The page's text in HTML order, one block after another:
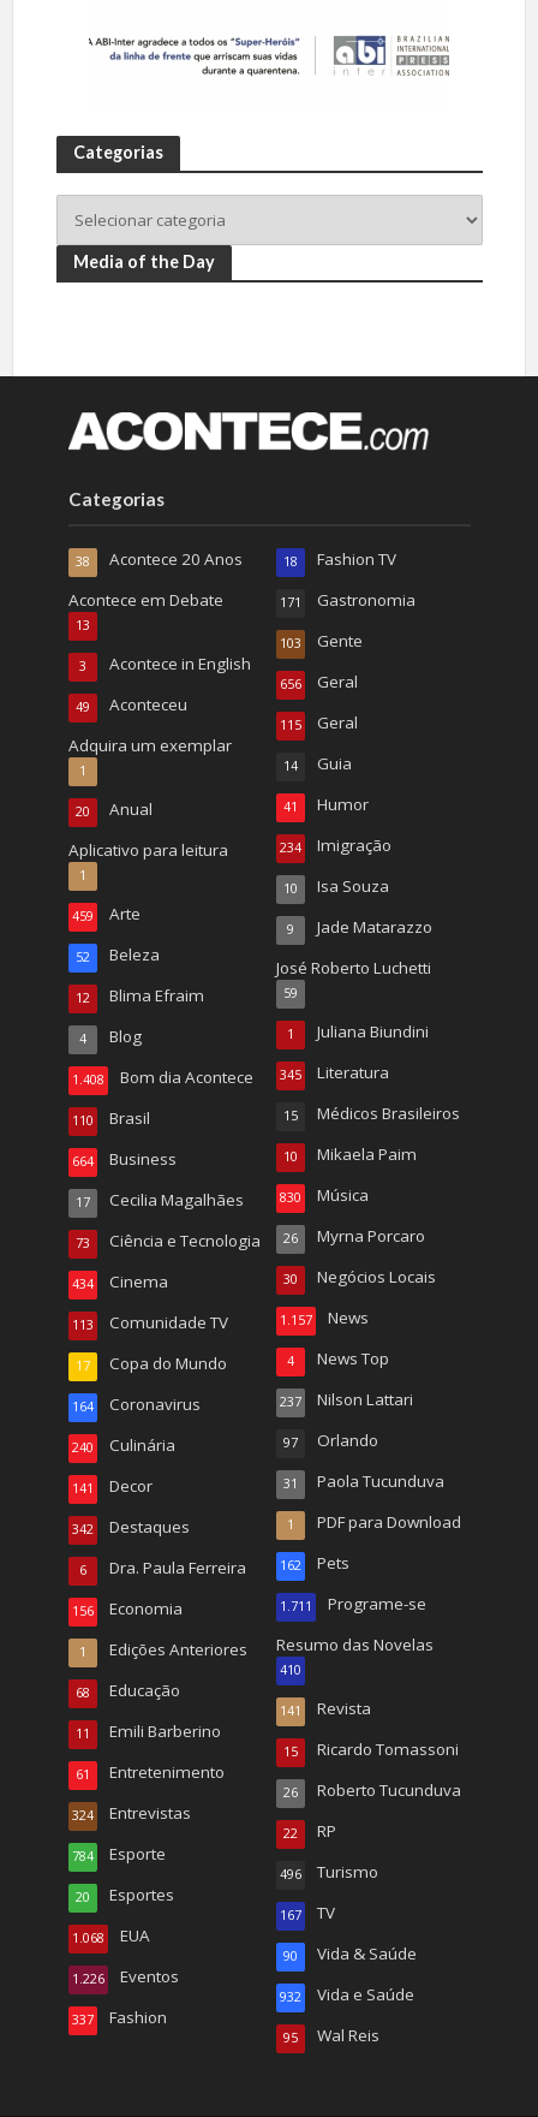
Categorias
Media of the Day
Categorias
Acontece 20 Anos
38
Acontece em Debate
13
Acontece in English
3
Aconteceu
49
Adquira um exemplar
1
Anual
20
Aplicativo para leitura
1
Arte
459
Beleza
52
Blima Efraim
12
Blog
4
Bom dia Acontece
1.408
Brasil
110
Business
664
Cecilia Magalhães
17
Ciência e Tecnologia
73
Cinema
434
Comunidade TV
113
Copa do Mundo
17
Coronavirus
164
Culinária
240
Decor
141
Destaques
342
Dra. Paula Ferreira
6
Economia
156
Edições Anteriores
1
Educação
68
Emili Barberino
11
Entretenimento
61
Entrevistas
324
Esporte
784
Esportes
20
EUA
1.068
Eventos
1.226
Fashion
337
Fashion TV
18
Gastronomia
171
Gente
103
Geral
656
Geral
115
Guia
14
Humor
41
Imigração
234
Isa Souza
10
Jade Matarazzo
9
José Roberto Luchetti
59
Juliana Biundini
1
Literatura
345
Médicos Brasileiros
15
Mikaela Paim
10
Música
830
Myrna Porcaro
26
Negócios Locais
30
News
1.157
News Top
4
Nilson Lattari
237
Orlando
97
Paola Tucunduva
31
PDF para Download
1
Pets
162
Programe-se
1.711
Resumo das Novelas
410
Revista
141
Ricardo Tomassoni
15
Roberto Tucunduva
26
RP
22
Turismo
496
TV
167
Vida & Saúde
90
Vida e Saúde
932
Wal Reis
95